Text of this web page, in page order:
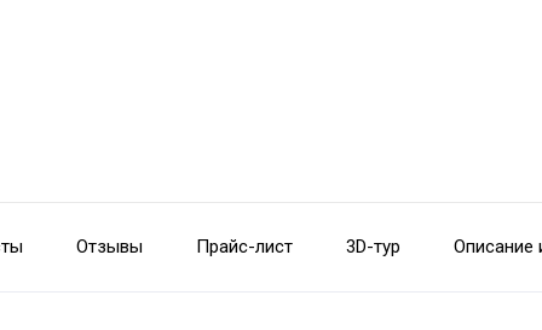
Отзывы Прайс-лист 3D-тур Описание